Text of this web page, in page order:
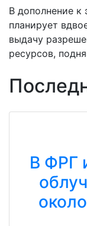
В дополнение
планирует
выдачу
ресурсов,
В ФРГ